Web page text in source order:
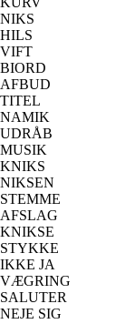
NIKS
HILS
VIFT
BIORD
AFBUD
TITEL
NAMIK
UDRÅB
MUSIK
KNIKS
NIKSEN
STEMME
AFSLAG
KNIKSE
STYKKE
IKKE JA
VÆGRING
SALUTER
NEJE SIG